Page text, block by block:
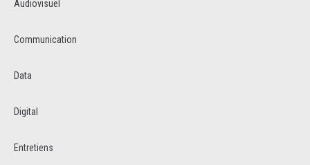
Audiovisuel
Communication
Data
Digital
Entretiens